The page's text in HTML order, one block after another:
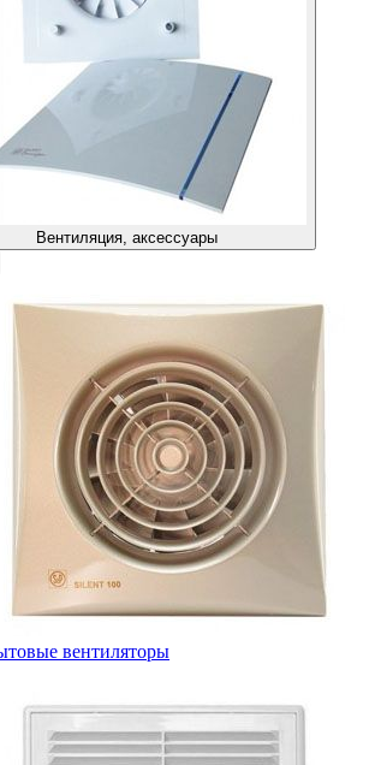
Вентиляция, аксессуары
вентиляторы